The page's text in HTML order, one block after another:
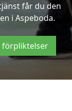
får du den
i Aspeboda.
förpliktelser